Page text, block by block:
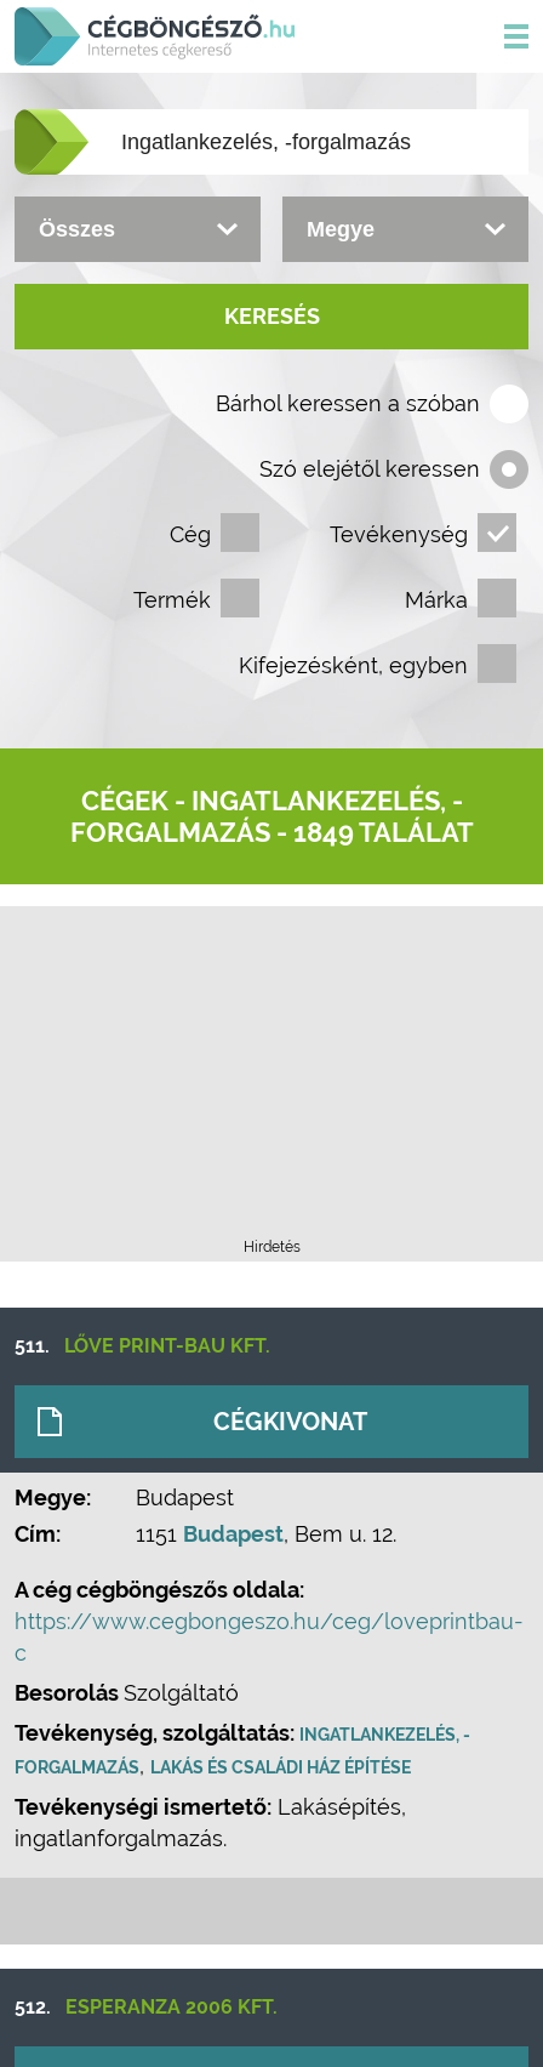
KERESÉS
Bárhol keressen a szóban
Szó elejétől keressen
Cég Tevékenység
Termék Márka
Kifejezésként, egyben
CÉGEK - INGATLANKEZELÉS, -
FORGALMAZÁS- 1849 TALÁLAT
Hirdetés
511. LŐVE PRINT-BAU KFT.
CÉGKIVONAT
Megye:
Budapest
Cím:
1151 Budapest, Bem u. 12.
A cég cégböngészős oldala:
https://www.cegbongeszo.hu/ceg/loveprintbau-
c
BesorolásSzolgáltató
Tevékenység, szolgáltatás:
INGATLANKEZELÉS, -
FORGALMAZÁS, LAKÁS ÉS CSALÁDI HÁZ ÉPÍTÉSE
Tevékenységi ismertető: Lakásépítés,
ingatlanforgalmazás.
512. ESPERANZA 2006 KFT.